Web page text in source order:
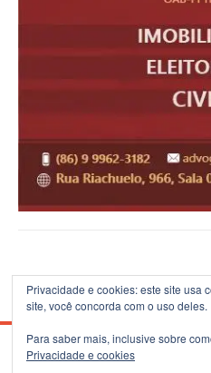
© 2026 Blog do B.Silva - Theme:
Privacidade e cookies: este site usa
site, você concorda com o uso deles.
Para saber mais, inclusive sobre
Privacidade e cookies